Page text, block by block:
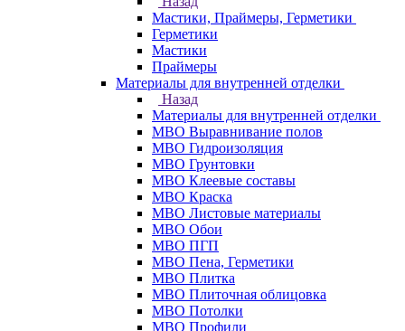
Мастики, Праймеры, Герметики
Герметики
Мастики
Праймеры
Материалы для внутренней отделки
Назад
Материалы для внутренней отделки
МВО Выравнивание полов
МВО Гидроизоляция
МВО Грунтовки
МВО Клеевые составы
МВО Краска
МВО Листовые материалы
МВО Обои
МВО ПГП
МВО Пена, Герметики
МВО Плитка
МВО Плиточная облицовка
МВО Потолки
МВО Профили